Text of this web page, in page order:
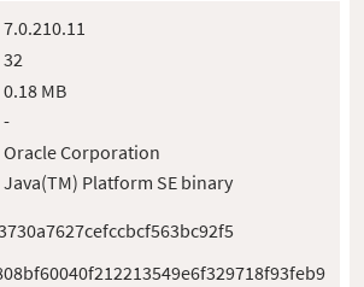
7.0.210.11
32
0.18 MB
-
Oracle Corporation
Java(TM) Platform SE binary